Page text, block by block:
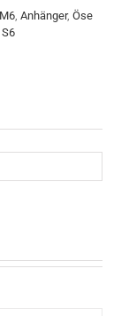
M6, Anhänger, Öse
S6